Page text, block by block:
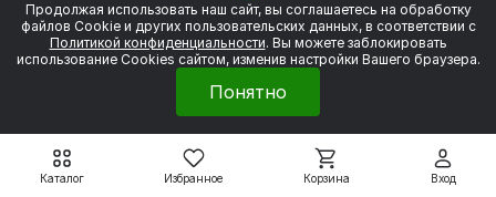
Каталог Избранное Корзина Вход
Продолжая использовать наш сайт, вы соглашаетесь на обработку
файлов Сookie и других пользовательских данных, в соответствии с
Политикой конфиденциальности. Вы можете заблокировать
использование Cookies сайтом, изменив настройки Вашего браузера.
Понятно